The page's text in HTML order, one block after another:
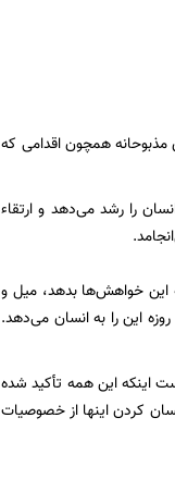
همچون اقدامی که
را رشد می‌دهد و ارتقاء
این خواهش‌ها بدهد، میل و
این را به انسان می‌دهد.
اینکه این همه تأکید شده
کردن اینها از خصوصیات